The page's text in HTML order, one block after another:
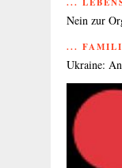
Nein zur
...
Ukraine: